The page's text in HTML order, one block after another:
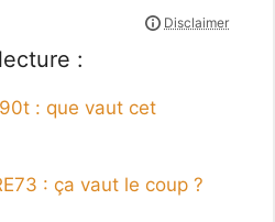
:
: que vaut cet
: ça vaut le coup ?